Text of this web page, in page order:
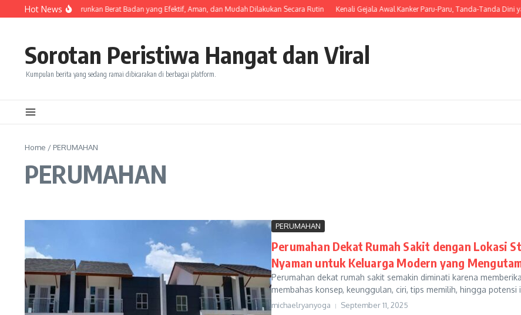
Skip to content
Hot News
Olahraga untuk Menurunkan Berat Badan yang Efektif, Aman, dan Mudah Dilakukan Secara Rutin Kenali Gejala Awal Kanker Paru-Paru, Tanda-Tanda Dini
Sorotan Peristiwa Hangat dan Viral
Kumpulan berita yang sedang ramai dibicarakan di berbagai platform.
Home / PERUMAHAN
PERUMAHAN
PERUMAHAN
Perumahan Dekat Rumah Sakit dengan Lokasi
Nyaman untuk Keluarga Modern yang
Perumahan dekat rumah sakit semakin diminati karena
membahas konsep, keunggulan, ciri, tips memilih, hingga potensi
michaelryanyoga September 11, 2025